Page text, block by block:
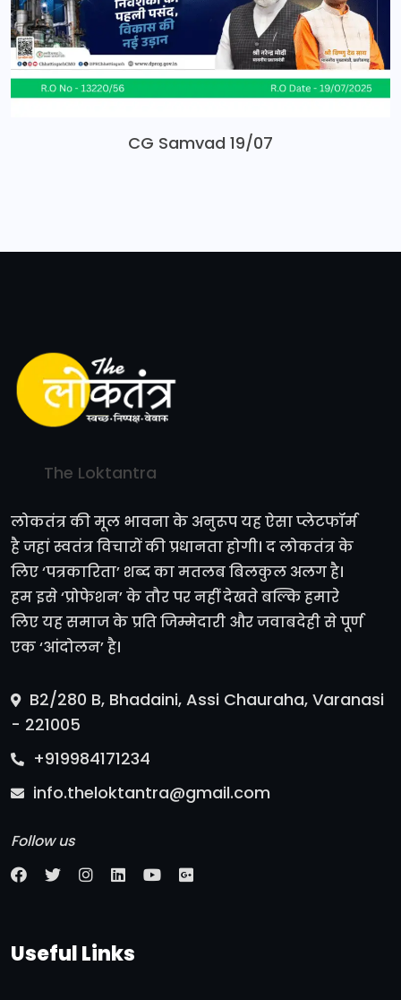
CG Samvad 19/07
The Loktantra
लोकतंत्र की मूल भावना के अनुरूप यह ऐसा प्लेटफॉर्म
है जहां स्वतंत्र विचारों की प्रधानता होगी। द लोकतंत्र के
लिए ‘पत्रकारिता’ शब्द का मतलब बिलकुल अलग है।
हम इसे ‘प्रोफेशन’ के तौर पर नहीं देखते बल्कि हमारे
लिए यह समाज के प्रति जिम्मेदारी और जवाबदेही से पूर्ण
एक ‘आंदोलन’ है।
B2/280 B, Bhadaini, Assi Chauraha, Varanasi
- 221005
+919984171234
info.theloktantra@gmail.com
Follow us
Useful Links